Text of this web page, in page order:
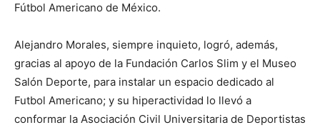
Fútbol Americano de México.
Alejandro Morales, siempre inquieto, logró, además,
gracias al apoyo de la Fundación Carlos Slim y el Museo
Salón Deporte, para instalar un espacio dedicado al
Futbol Americano; y su hiperactividad lo llevó a
conformar la Asociación Civil Universitaria de Deportistas